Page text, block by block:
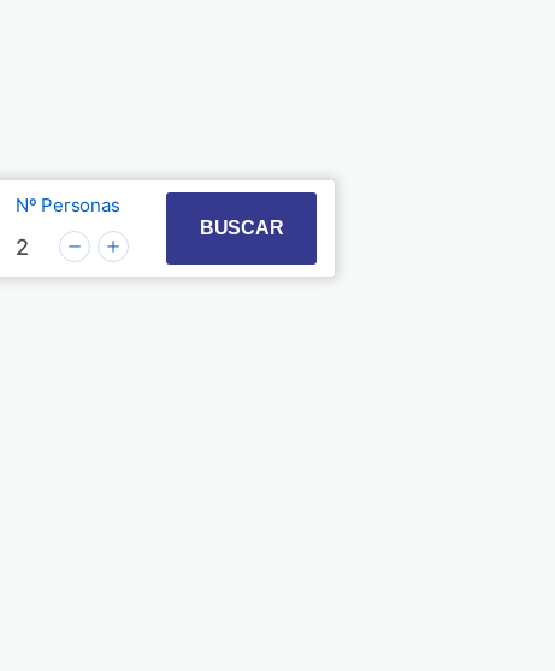
with the calendar and select a date. Press the
to interact with the calendar and select a date.
Nº Personas
2
BUSCAR